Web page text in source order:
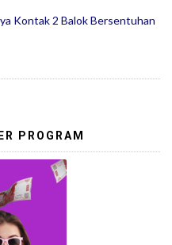
Kontak 2 Balok Bersentuhan
PROGRAM